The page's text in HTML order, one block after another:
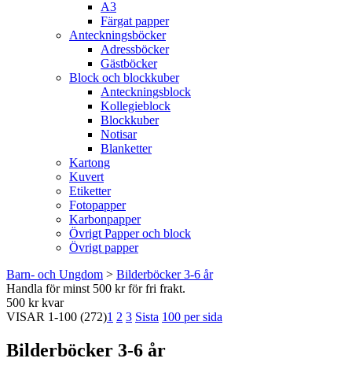
A3
Färgat papper
Anteckningsböcker
Adressböcker
Gästböcker
Block och blockkuber
Anteckningsblock
Kollegieblock
Blockkuber
Notisar
Blanketter
Kartong
Kuvert
Etiketter
Fotopapper
Karbonpapper
Övrigt Papper och block
Övrigt papper
Barn- och Ungdom > Bilderböcker 3-6 år
Handla för minst 500 kr för fri frakt.
500 kr kvar
VISAR 1-100 (272)1 2 3 Sista 100 per sida
Bilderböcker 3-6 år